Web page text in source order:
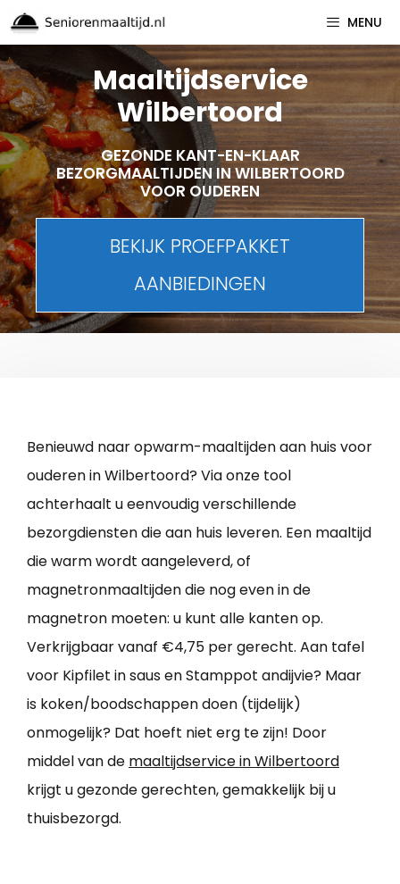
Spring
naar
inhoud
MENU
Maaltijdservice
Wilbertoord
GEZONDE KANT-EN-KLAAR
BEZORGMAALTIJDEN IN WILBERTOORD
VOOR OUDEREN
BEKIJK PROEFPAKKET
AANBIEDINGEN
Benieuwd naar opwarm-maaltijden aan huis voor
ouderen in Wilbertoord? Via onze tool
achterhaalt u eenvoudig verschillende
bezorgdiensten die aan huis leveren. Een maaltijd
die warm wordt aangeleverd, of
magnetronmaaltijden die nog even in de
magnetron moeten: u kunt alle kanten op.
Verkrijgbaar vanaf €4,75 per gerecht. Aan tafel
voor Kipfilet in saus en Stamppot andijvie? Maar
is koken/boodschappen doen (tijdelijk)
onmogelijk? Dat hoeft niet erg te zijn! Door
middel van de maaltijdservice in Wilbertoord
krijgt u gezonde gerechten, gemakkelijk bij u
thuisbezorgd.